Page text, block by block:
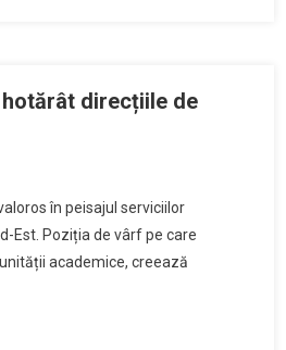
hotărât direcțiile de
în peisajul serviciilor
Est. Poziția de vârf pe care
academice, creează